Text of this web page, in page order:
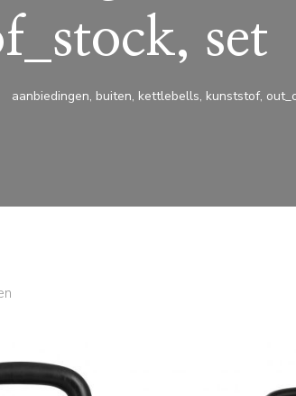
set
aanbiedingen, buiten, kettlebells, kunststof,